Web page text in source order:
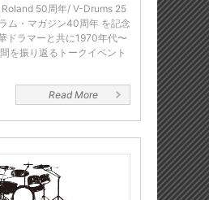
50周年/ V-Drums 25
ム・マガジン40周年 を記念
ドラマーと共に1970年代〜
を振り返るトークイベント
Read More